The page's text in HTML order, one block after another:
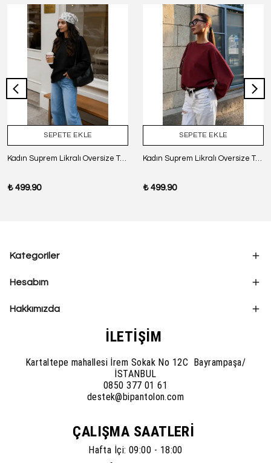
SEPETE EKLE
Kadın Suprem Likralı Oversize T-Shirt - SİYAH
₺ 499.90
SEPETE EKLE
Kadın Suprem Likralı Oversize T-Shirt - BORDO
₺ 499.90
Kategoriler
Hesabım
Hakkımızda
İLETİŞİM
Kartaltepe mahallesi İrem Sokak No 12C Bayrampaşa/
İSTANBUL
0850 377 01 61
destek@bipantolon.com
ÇALIŞMA SAATLERİ
Hafta İçi: 09:00 - 18:00